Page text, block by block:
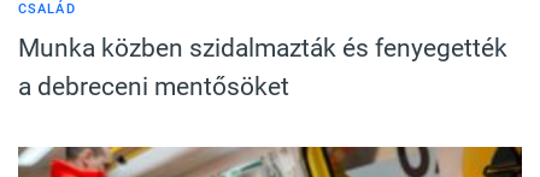
CSALÁD
Munka közben szidalmazták és fenyegették
a debreceni mentősöket